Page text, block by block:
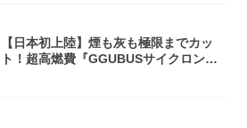
【日本初上陸】煙も灰も極限までカッ
ト！超高燃費『GGUBUSサイクロン焚